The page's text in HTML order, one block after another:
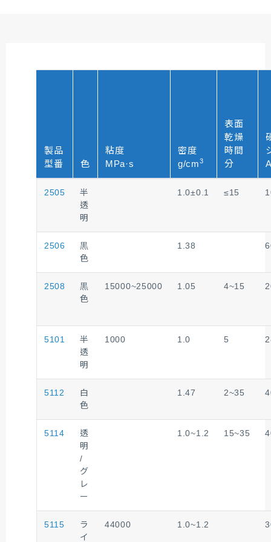
製品
型番
色
粘度
MPa·s
密度
g/cm3
表面
乾燥
時間
分
2505
半
透
明
1.0±0.1 ≤15
2506
黒
色
1.38
2508
黒
色
15000~25000 1.05 4~15
5101
半
透
明
1000 1.0 5
5112
白
色
1.47 2~35
5114
透
明
/
グ
レ
ー
1.0~1.2 15~35
5115
ラ
イ
44000 1.0~1.2